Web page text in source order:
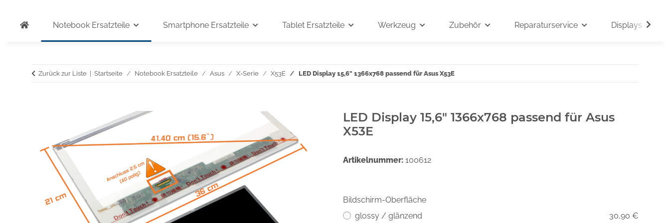
Notebook Ersatzteile Smartphone Ersatzteile Tablet Ersatzteile Werkzeug Zubehör Reparaturservice Displays auf
Zurück zur Liste Startseite Notebook Ersatzteile Asus X-Serie X53E LED Display 15,6" 1366x768 passend für Asus X53E
LED Display 15,6" 1366x768 passend für Asus
X53E
Artikelnummer: 100612
Bildschirm-Oberfläche
glossy / glänzend
30,90 €